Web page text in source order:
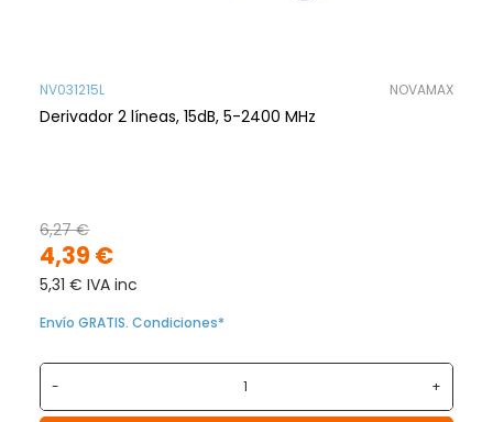
NV031215L NOVAMAX
Derivador 2 líneas, 15dB, 5-2400 MHz
4,39 €
6,27 €
5,31 € IVA inc
Envío GRATIS. Condiciones*
- +